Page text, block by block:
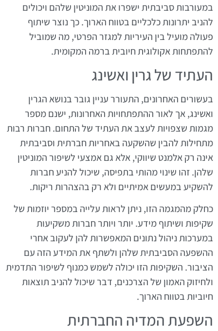
במעורבות סביבתית ישפרו את המוניטין שלהם ויכולים
להניב יתרונות כלכליים בטווח הארוך. כך נוצר שיתוף
פעולה מועיל בין העיריות למגזר הפרטי, מה שמוביל
להתפתחות אקולוגית חיובית ברמה המקומית.
העתיד של גרין ואשינג
בעשורים האחרונים, התעורר עניין גובר בנושא הגרין
ואשינג, אך לאור ההתפתחויות האחרונות, ישנם מספר
מגמות שצפויות לעצב את העתיד של התחום. חברות רבות
מתחילות להבין שהשקעה באחריות חברתית וסביבתית
אינה רק אלמנט שיווקי, אלא גם אמצעי לשיפור המוניטין
שלהן. זהו שינוי מהותי בתפיסה, שיכול להניע חברות
להשקיע במעשים אמיתיים ולא רק בהצהרות ריקות.
כחלק מהמגמה הזו, ניתן לראות עלייה במספר יוזמות של
שקיפות ושיתוף מידע. יותר ויותר חברות משקיעות
במערכות ניהול נתונים המאפשרות להן לעקוב אחרי
ההשפעה הסביבתית שלהן ולשתף את המידע הזה עם
הציבור. השקיפות הזו יכולה לשמש כמנוף לשיפור התדמית
ולחיזוק האמון של הצרכנים, דבר שיכול להניב תוצאות
חיוביות בטווח הארוך.
השפעת המדיה החברתית